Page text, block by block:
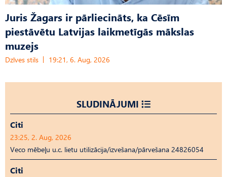
Juris Žagars ir pārliecināts, ka Cēsīm
piestāvētu Latvijas laikmetīgās mākslas
muzejs
Dzīves stils 19:21, 6. Aug, 2026
SLUDINĀJUMI
Citi
23:25, 2. Aug, 2026
Veco mēbeļu u.c. lietu utilizācija/izvešana/pārvešana 24826054
Citi